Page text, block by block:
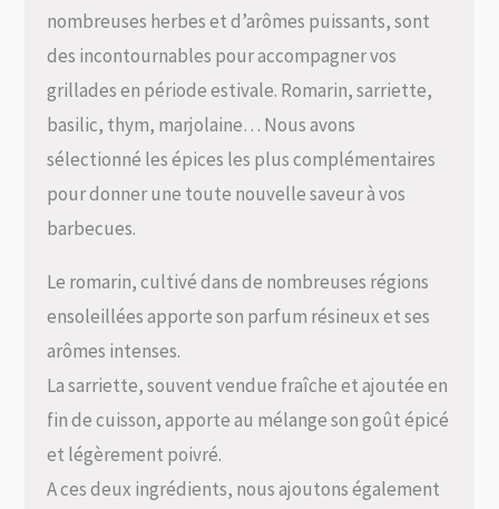
nombreuses herbes et d’arômes puissants, sont
des incontournables pour accompagner vos
grillades en période estivale. Romarin, sarriette,
basilic, thym, marjolaine… Nous avons
sélectionné les épices les plus complémentaires
pour donner une toute nouvelle saveur à vos
barbecues.
Le romarin, cultivé dans de nombreuses régions
ensoleillées apporte son parfum résineux et ses
arômes intenses.
La sarriette, souvent vendue fraîche et ajoutée en
fin de cuisson, apporte au mélange son goût épicé
et légèrement poivré.
A ces deux ingrédients, nous ajoutons également